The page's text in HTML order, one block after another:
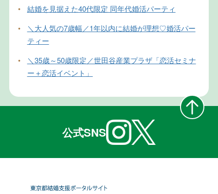
•
結婚を見据えた40代限定 同年代婚活パーティ
•
＼大人気の7歳幅／1年以内に結婚が理想♡婚活パー
ティー
•
＼35歳～50歳限定／世田谷産業プラザ「恋活セミナ
ー＋恋活イベント」
公式SNS